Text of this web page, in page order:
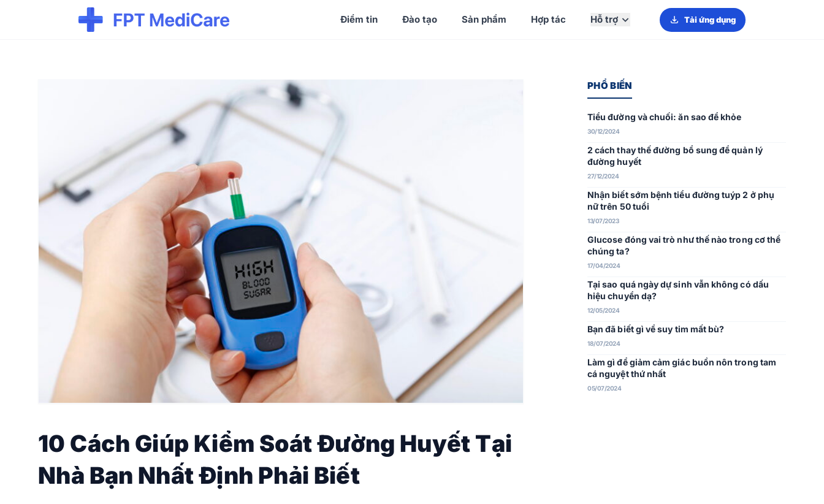
Điểm tin Đào tạo Sản phẩm Hợp tác Hỗ trợ Tải ứng dụng
10 Cách Giúp Kiểm Soát Đường Huyết Tại
Nhà Bạn Nhất Định Phải Biết
PHỔ BIẾN
Tiểu đường và chuối: ăn sao để khỏe
30/12/2024
2 cách thay thế đường bổ sung để quản lý
đường huyết
27/12/2024
Nhận biết sớm bệnh tiểu đường tuýp 2 ở phụ
nữ trên 50 tuổi
13/07/2023
Glucose đóng vai trò như thế nào trong cơ thể
chúng ta?
17/04/2024
Tại sao quá ngày dự sinh vẫn không có dấu
hiệu chuyển dạ?
12/05/2024
Bạn đã biết gì về suy tim mất bù?
18/07/2024
Làm gì để giảm cảm giác buồn nôn trong tam
cá nguyệt thứ nhất
05/07/2024